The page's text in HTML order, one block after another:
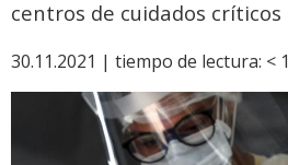
centros de cuidados críticos
30.11.2021 | tiempo de lectura: < 1